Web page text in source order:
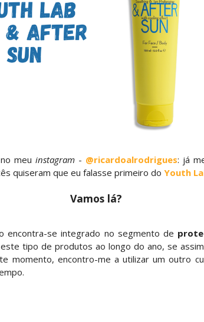
no meuinstagram - @ricardoalrodrigues: já
quiseram que eu falasse primeiro do Youth
Vamos lá?
encontra-se integrado no segmento de
tipo de produtos ao longo do ano, se
momento, encontro-me a utilizar um outro